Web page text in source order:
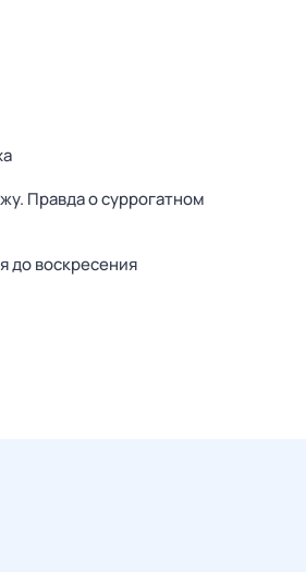
Правда о сyрpогатном
до воскресения